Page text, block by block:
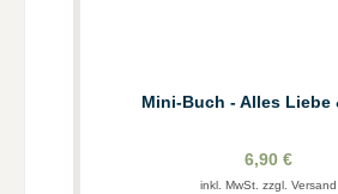
Mini-Buch - Alles Liebe
6,90 €
inkl. MwSt. zzgl. Versand